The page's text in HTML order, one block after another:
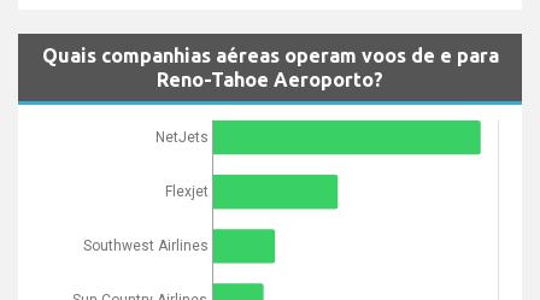
Quais companhias aéreas operam voos de e para
Reno-Tahoe Aeroporto?
NetJets
Flexjet
Southwest Airlines